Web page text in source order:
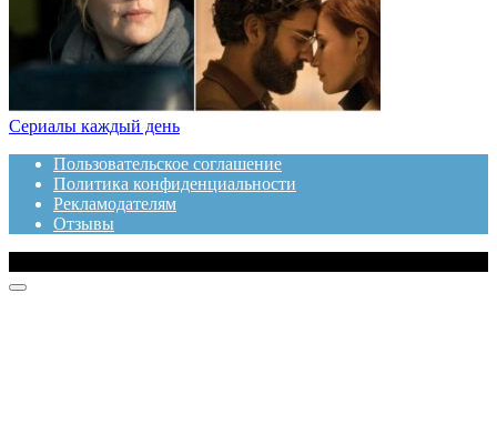
Сериалы каждый день
Пользовательское соглашение
Политика конфиденциальности
Рекламодателям
Отзывы